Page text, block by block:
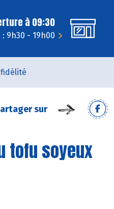
à 09:30
9h30 - 19h00
sur
tofu soyeux